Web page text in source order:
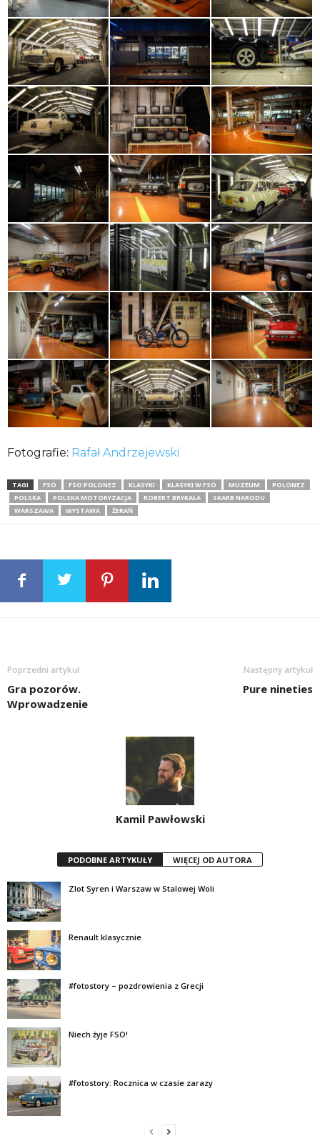
Fotografie: Rafał Andrzejewski
TAGI FSO FSO POLONEZ KLASYKI KLASYKI W FSO MUZEUM
POLONEZ
POLSKA
POLSKA MOTORYZACJA ROBERT BRYKAŁA
SKARB NARODU
WARSZAWA
WYSTAWA ŻERAŃ
Poprzedni artykuł
Gra pozorów.
Wprowadzenie
Następny artykuł
Pure nineties
Kamil Pawłowski
PODOBNE ARTYKUŁY WIĘCEJ OD AUTORA
Zlot Syren i Warszaw w Stalowej Woli
Renault klasycznie
#fotostory – pozdrowienia z Grecji
Niech żyje FSO!
#fotostory: Rocznica w czasie zarazy